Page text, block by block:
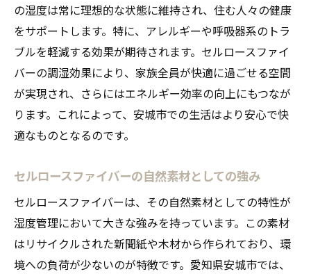
セルロースファイバーの選択がもたらす快
適性
セルロースファイバーの機能性を最大限に
活用する
効果的な湿度調整を可能にするセルロース
ファイバー
な理由
の必要性
安城市の住環境を改善するセルロースファ
イバー
の湿度は常に理想的な状態に維持され、住む人々の健康
をサポートします。特に、アレルギーや呼吸器系のトラ
ブルを軽減する効果が期待されます。セルロースファイ
バーの調湿効果により、家族全員が快適に過ごせる空間
が実現され、さらにはエネルギー効率の向上にもつなが
ります。これによって、安城市での生活はより安心で快
適なものとなるのです。
セルロースファイバーの自然素材としての強み
セルロースファイバーは、その自然素材としての特性が
湿度管理において大きな強みを持っています。この素材
はリサイクルされた新聞紙や木材から作られており、環
境への負荷が少ないのが特徴です。愛知県安城市では、